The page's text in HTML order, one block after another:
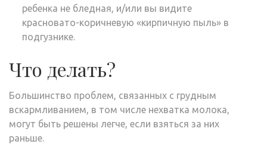
ребенка не бледная, и/или вы видите
красновато-коричневую «кирпичную пыль» в
подгузнике.
Что делать?
Большинство проблем, связанных с грудным
вскармливанием, в том числе нехватка молока,
могут быть решены легче, если взяться за них
раньше.